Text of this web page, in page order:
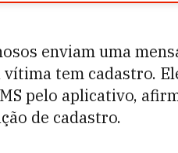
enviam uma
tem cadastro.
pelo aplicativo,
de cadastro.